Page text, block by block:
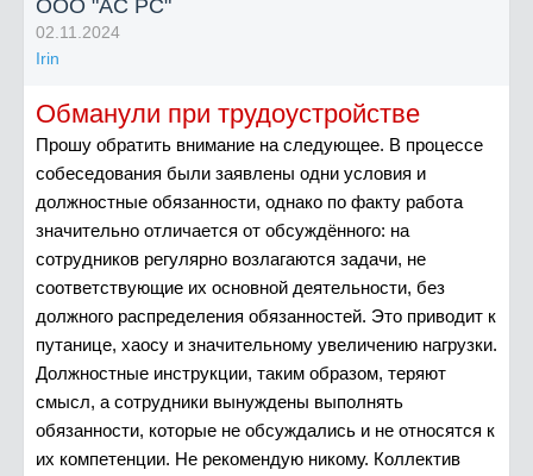
ООО "АС РС"
02.11.2024
Irin
Обманули при трудоустройстве
Прошу обратить внимание на следующее. В процессе
собеседования были заявлены одни условия и
должностные обязанности, однако по факту работа
значительно отличается от обсуждённого: на
сотрудников регулярно возлагаются задачи, не
соответствующие их основной деятельности, без
должного распределения обязанностей. Это приводит к
путанице, хаосу и значительному увеличению нагрузки.
Должностные инструкции, таким образом, теряют
смысл, а сотрудники вынуждены выполнять
обязанности, которые не обсуждались и не относятся к
их компетенции. Не рекомендую никому. Коллектив